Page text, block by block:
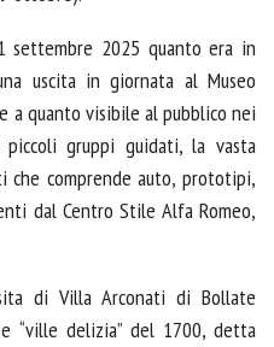
settembre 2025 quanto era in
uscita in giornata al Museo
a quanto visibile al pubblico nei
gruppi guidati, la vasta
che comprende auto, prototipi,
dal Centro Stile Alfa Romeo,
di Villa Arconati di Bollate
“ville delizia” del 1700, detta